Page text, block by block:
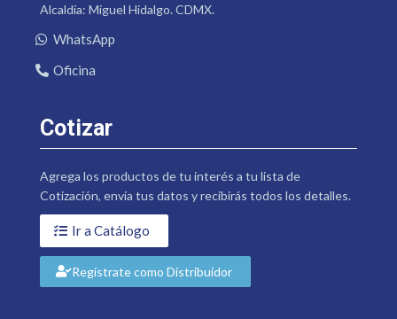
Alcaldía: Miguel Hidalgo. CDMX.
WhatsApp
Oficina
Cotizar
Agrega los productos de tu interés a tu lista de
Cotización, envía tus datos y recibirás todos los detalles.
Ir a Catálogo
Regístrate como Distribuidor